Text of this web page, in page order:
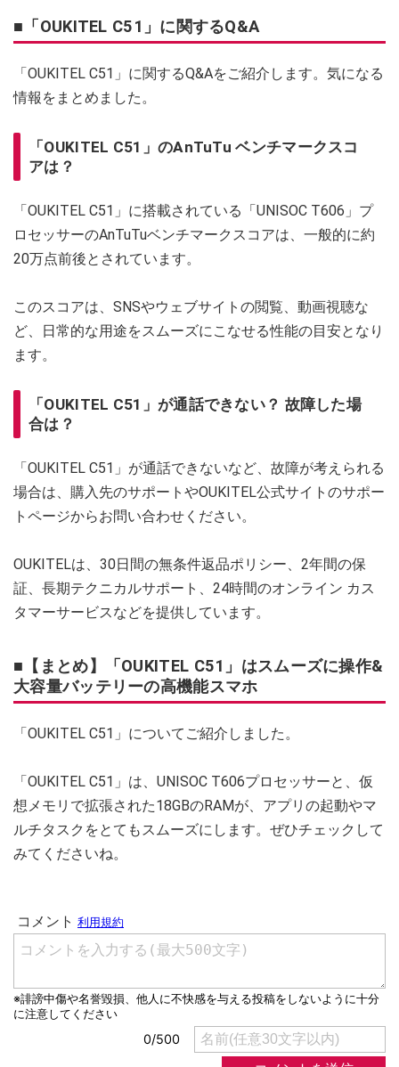
■「OUKITEL C51」に関するQ&A
「OUKITEL C51」に関するQ&Aをご紹介します。気になる
情報をまとめました。
「OUKITEL C51」のAnTuTu ベンチマークスコ
アは？
「OUKITEL C51」に搭載されている「UNISOC T606」プ
ロセッサーのAnTuTuベンチマークスコアは、一般的に約
20万点前後とされています。
このスコアは、SNSやウェブサイトの閲覧、動画視聴な
ど、日常的な用途をスムーズにこなせる性能の目安となり
ます。
「OUKITEL C51」が通話できない？ 故障した場
合は？
「OUKITEL C51」が通話できないなど、故障が考えられる
場合は、購入先のサポートやOUKITEL公式サイトのサポー
トページからお問い合わせください。
OUKITELは、30日間の無条件返品ポリシー、2年間の保
証、長期テクニカルサポート、24時間のオンライン カス
タマーサービスなどを提供しています。
■【まとめ】「OUKITEL C51」はスムーズに操作&
大容量バッテリーの高機能スマホ
「OUKITEL C51」についてご紹介しました。
「OUKITEL C51」は、UNISOC T606プロセッサーと、仮
想メモリで拡張された18GBのRAMが、アプリの起動やマ
ルチタスクをとてもスムーズにします。ぜひチェックして
みてくださいね。